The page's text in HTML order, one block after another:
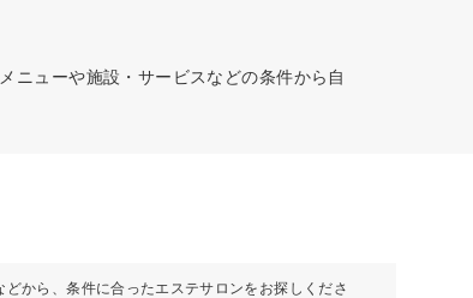
ニューや施設・サービスなどの条件から自
から、条件に合ったエステサロンをお探しくださ